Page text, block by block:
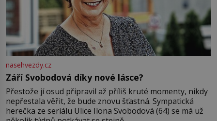
nasehvezdy.cz
Září Svobodová díky nové lásce?
Přestože jí osud připravil až příliš kruté momenty, nikdy
nepřestala věřit, že bude znovu šťastná. Sympatická
herečka ze seriálu Ulice Ilona Svobodová (64) se má už